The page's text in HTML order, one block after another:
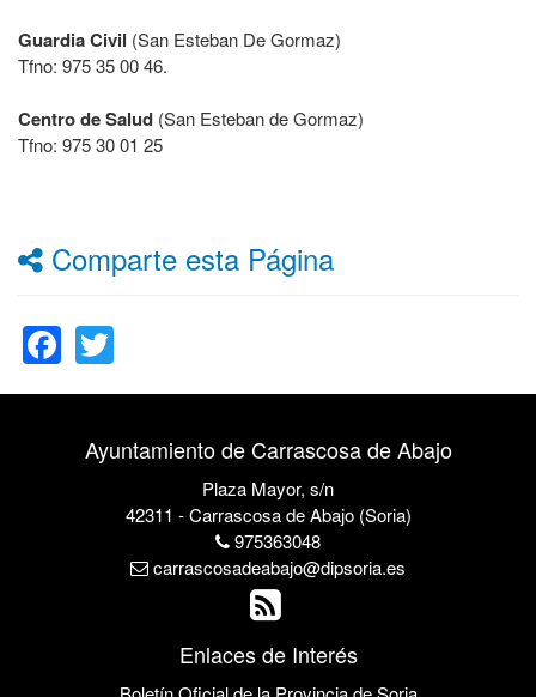
Guardia Civil (San Esteban De Gormaz)
Tfno: 975 35 00 46.
Centro de Salud (San Esteban de Gormaz)
Tfno: 975 30 01 25
Comparte esta Página
Facebook
Ayuntamiento de Carrascosa de Abajo
Plaza Mayor, s/n
42311 - Carrascosa de Abajo (Soria)
975363048
carrascosadeabajo@dipsoria.es
Enlaces de Interés